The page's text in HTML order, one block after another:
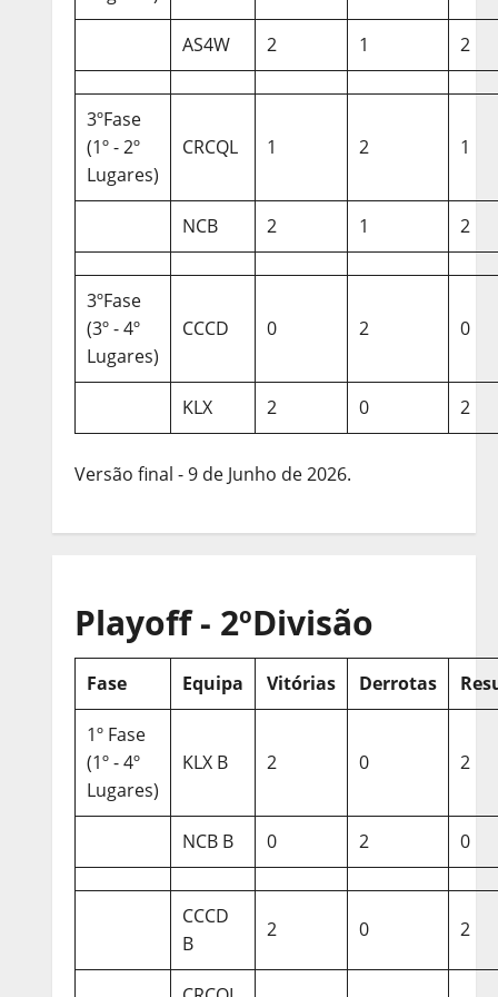
AS4W 2 1 2
3ºFase
(1º - 2º
Lugares)
CRCQL 1 2 1
NCB 2 1 2
3ºFase
(3º - 4º
Lugares)
CCCD 0 2 0
KLX 2 0 2
Versão final - 9 de Junho de 2026.
Playoff - 2ºDivisão
Fase Equipa Vitórias Derrotas
1º Fase
(1º - 4º
Lugares)
KLX B 2 0 2
NCB B 0 2 0
CCCD
B
2 0 2